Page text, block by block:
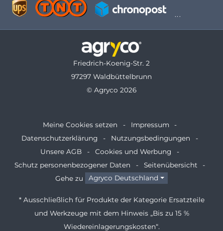
Friedrich-Koenig-Str. 2
97297 Waldbüttelbrunn
© Agryco 2026
Meine Cookies setzen
Impressum
Datenschutzerklärung
Nutzungsbedingungen
Unsere AGB
Cookies und Werbung
Schutz personenbezogener Daten
Seitenübersicht
Gehe zu
Agryco Deutschland
* Ausschließlich für Produkte der Kategorie Ersatzteile
und Werkzeuge mit dem Hinweis „Bis zu 15 %
Wiedereinlagerungskosten“.